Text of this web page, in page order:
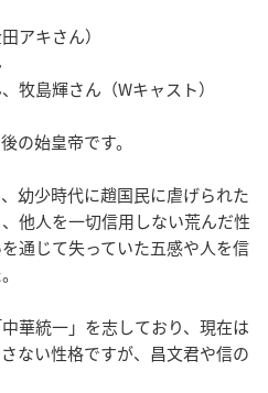
アキさん）
牧島輝さん（Wキャスト）
の始皇帝です。
幼少時代に趙国民に虐げられた
他人を一切信用しない荒んだ性
通じて失っていた五感や人を信
華統一」を志しており、現在は
ない性格ですが、昌文君や信の